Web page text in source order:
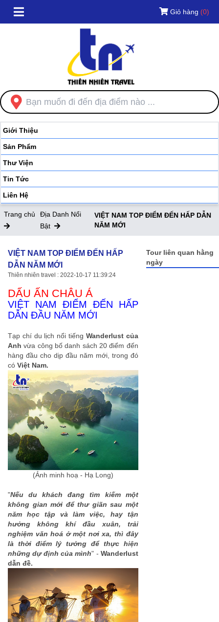
Giỏ hàng (0)
Giới Thiệu
Sản Phẩm
Thư Viện
Tin Tức
Liên Hệ
Trang chủ
Địa Danh Nổi
Bật
VIỆT NAM TOP ĐIỂM ĐẾN HẤP DẪN
NĂM MỚI
VIỆT NAM TOP ĐIỂM ĐẾN HẤP
DẪN NĂM MỚI
Thiên nhiên travel : 2022-10-17 11:39:24
DẤU ẤN CHÂU Á
VIỆT NAM ĐIỂM ĐẾN HẤP
DẪN ĐẦU NĂM MỚI
Tạp chí du lịch nổi tiếng Wanderlust của
Anh vừa công bố danh sách 20 điểm đến
hàng đầu cho dịp đầu năm mới, trong đó
có Việt Nam.
(Ảnh minh hoạ - Hạ Long)
"Nếu du khách đang tìm kiếm một
không gian mới để thư giãn sau một
năm học tập và làm việc, hay tận
hưởng không khí đầu xuân, trải
nghiệm văn hoá ở một nơi xa, thì đây
là thời điểm lý tưởng để thực hiện
những dự định của mình" - Wanderlust
dẫn đề.
Tour liên quan hằng
ngày